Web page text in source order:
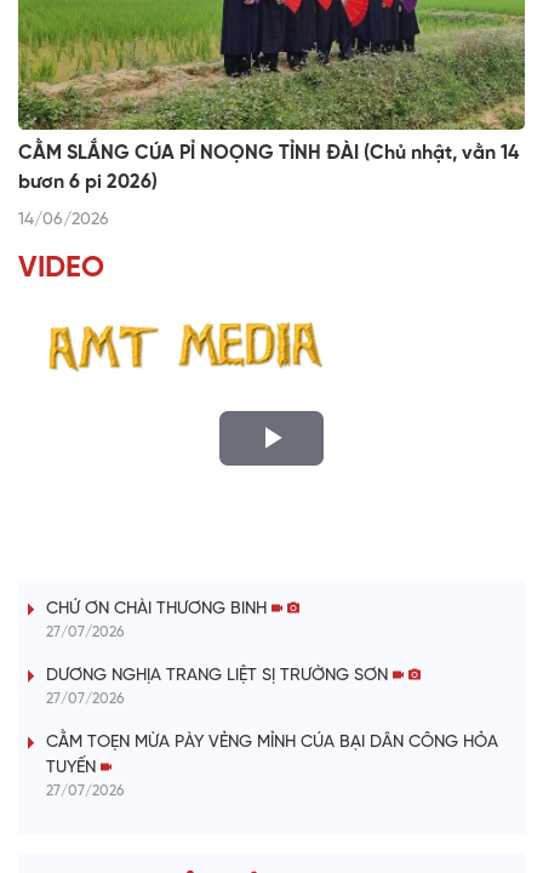
CẰM SLẮNG CÚA PỈ NOỌNG TỈNH ĐÀI (Chủ nhật, vằn 14
bươn 6 pi 2026)
14/06/2026
VIDEO
P
V
i
CHỨ ƠN CHÀI THƯƠNG BINH
27/07/2026
DƯƠNG NGHỊA TRANG LIỆT SỊ TRƯỜNG SƠN
27/07/2026
CẰM TOẸN MỪA PÀY VẺNG MỈNH CÚA BẠI DÂN CÔNG HỎA
TUYẾN
27/07/2026